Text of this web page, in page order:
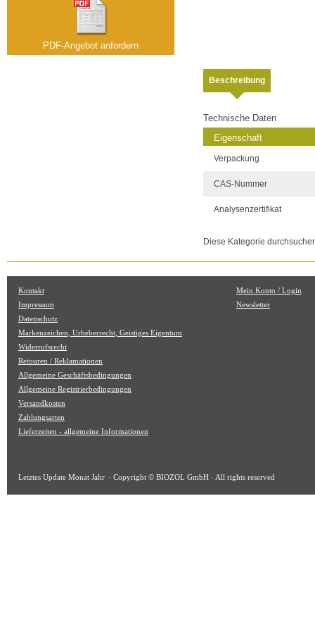
PDF-Angebot anfordern
Beschreibung
Technische Daten
Eigenschaft
Verpackung
CAS-Nummer
Analysenzertifikat
Diese Kategorie
Kontakt
Impressum
Datenschutz
Markenzeichen, Urheberrecht, Geistiges Eigentum
Widerrufsrecht
Retouren / Reklamationen
Allgemeine Geschäftsbedingungen
Allgemeine Registrierbedingungen
Versandkosten
Zahlungsarten
Lieferzeiten - allgemeine Informationen
Mein Konto / Login
Newsletter
Letztes Update Monat Jahr · Copyright © BIOZOL GmbH · All rights reserved